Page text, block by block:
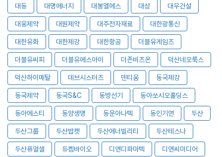
대동 대명에너지 대봉엘에스 대상 대우건설
대웅제약 대원제약 대주전자재료 대한광통신
대한유화 대한제강 대한항공 더블유게임즈
더블유씨피 더블유에스아이 더존비즈온 덕산네오룩스
덕산하이메탈 데브시스터즈 덴티움 동국제강
동국제약 동국S&C 동방선기 동아쏘시오홀딩스
동아에스티 동양생명 동운아나텍 동인기연 두산
두산그룹 두산밥캣 두산에너빌리티 두산테스나
두산퓨얼셀 듀켐바이오 디앤디파마텍 디앤씨미디어